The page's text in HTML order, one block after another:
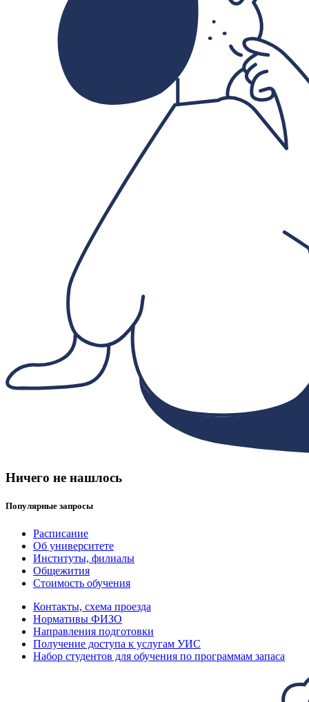
Ничего не нашлось
Популярные запросы
Расписание
Об университете
Институты, филиалы
Общежития
Стоимость обучения
Контакты, схема проезда
Нормативы ФИЗО
Направления подготовки
Получение доступа к услугам УИС
Набор студентов для обучения по программам запаса